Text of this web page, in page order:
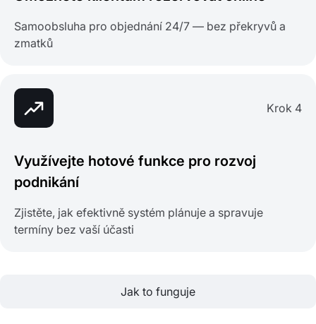
Samoobsluha pro objednání 24/7 — bez překryvů a
zmatků
Krok 4
Využívejte hotové funkce pro rozvoj
podnikání
Zjistěte, jak efektivně systém plánuje a spravuje
termíny bez vaší účasti
Jak to funguje